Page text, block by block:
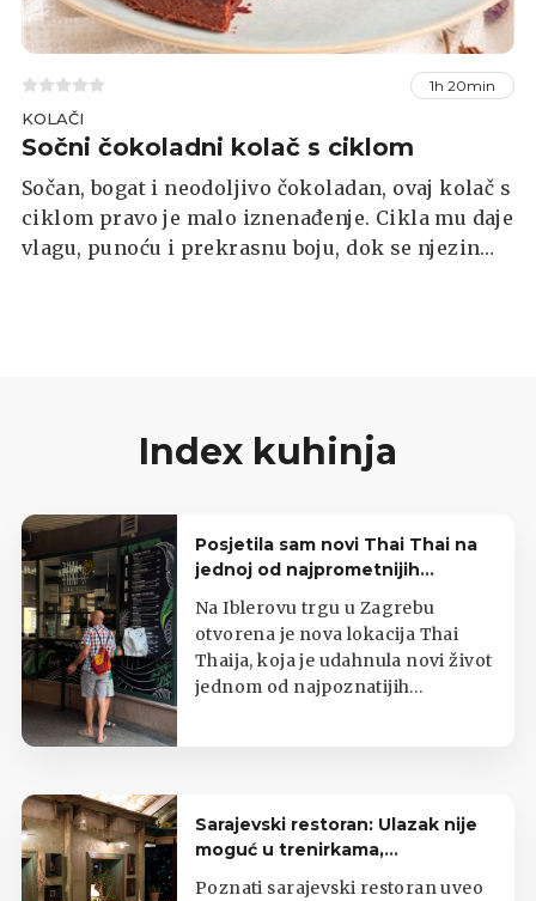
1h 20min
KOLAČI
Sočni čokoladni kolač s ciklom
Sočan, bogat i neodoljivo čokoladan, ovaj kolač s
ciklom pravo je malo iznenađenje. Cikla mu daje
vlagu, punoću i prekrasnu boju, dok se njezin
Index kuhinja
Posjetila sam novi Thai Thai na
jednoj od najprometnijih
zagrebačkih lokacija
Na Iblerovu trgu u Zagrebu
otvorena je nova lokacija Thai
Thaija, koja je udahnula novi život
jednom od najpoznatijih
Sarajevski restoran: Ulazak nije
moguć u trenirkama,
potkošuljama i japankama
Poznati sarajevski restoran uveo